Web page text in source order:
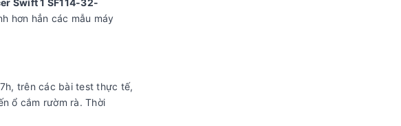
hơn hẳn các mẫu máy
trên các bài test thực tế,
ổ cắm rườm rà. Thời